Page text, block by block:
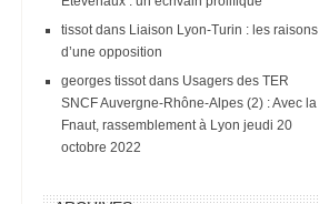
tissotdans Liaison Lyon-Turin : les raisons
d’une opposition
georges tissotdans Usagers des TER
SNCF Auvergne-Rhône-Alpes (2) : Avec la
Fnaut, rassemblement à Lyon jeudi 20
octobre 2022